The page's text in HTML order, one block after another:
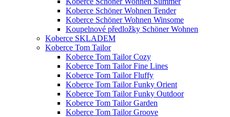
Koberce Schöner Wohnen Tender
Koberce Schöner Wohnen Winsome
Koupelnové předložky Schöner Wohnen
Koberce SKLADEM
Koberce Tom Tailor
Koberce Tom Tailor Cozy
Koberce Tom Tailor Fine Lines
Koberce Tom Tailor Fluffy
Koberce Tom Tailor Funky Orient
Koberce Tom Tailor Funky Outdoor
Koberce Tom Tailor Garden
Koberce Tom Tailor Groove